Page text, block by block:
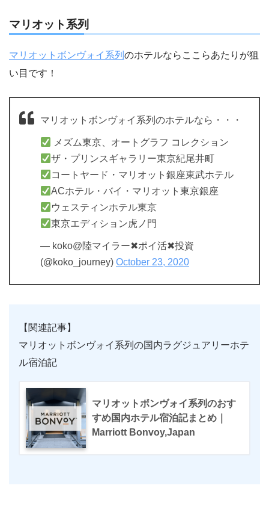
マリオット系列
マリオットボンヴォイ系列 のホテルならここらあたりが狙
い目です！
マリオットボンヴォイ系列のホテルなら・・・
メズム東京、オートグラフ コレクション
ザ・プリンスギャラリー東京紀尾井町
コートヤード・マリオット銀座東武ホテル
ACホテル・バイ・マリオット東京銀座
ウェスティンホテル東京
東京エディション虎ノ門
— koko@陸マイラー✖︎ポイ活✖︎投資
(@koko_journey) October 23, 2020
【関連記事】
マリオットボンヴォイ系列の国内ラグジュアリーホテ
ル宿泊記
マリオットボンヴォイ系列のおす
すめ国内ホテル宿泊記まとめ｜
Marriott Bonvoy,Japan